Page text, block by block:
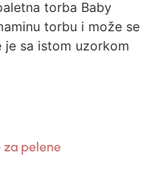
torba Baby
torbu i može se
sa istom uzorkom
za pelene